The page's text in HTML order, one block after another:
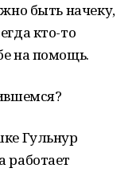
быть начеку,
кто-то
на помощь.
Гульнур
работает